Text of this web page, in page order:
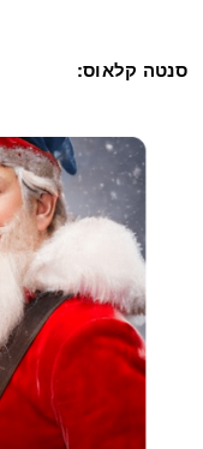
סנטה קלאוס: